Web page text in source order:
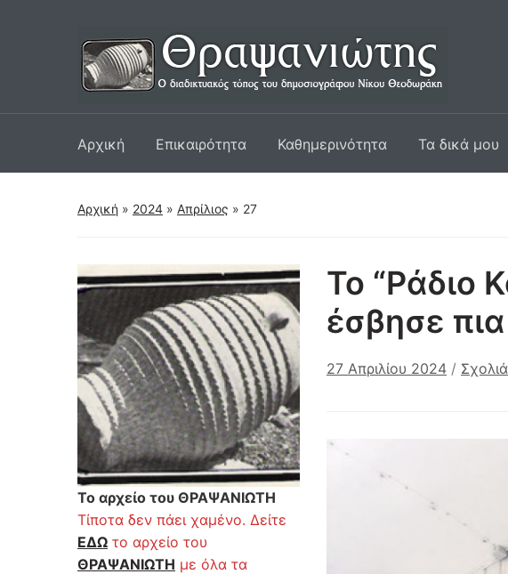
Αρχική Επικαιρότητα Καθημερινότητα Τα δικά μου
Αρχική » 2024 » Απρίλιος » 27
Το αρχείο του ΘΡΑΨΑΝΙΩΤΗ
Τίποτα δεν πάει χαμένο. Δείτε
ΕΔΩ το αρχείο του
ΘΡΑΨΑΝΙΩΤΗ με όλα τα
Το “Ράδιο
έσβησε πια
27 Απριλίου 2024 /